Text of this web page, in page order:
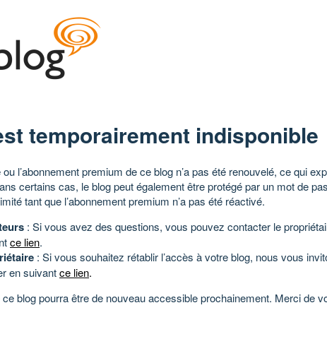
temporairement indisponible
l’abonnement premium de ce blog n’a pas été renouvelé, ce qui
certains cas, le blog peut également être protégé par un mot de
tant que l’abonnement premium n’a pas été réactivé.
: Si vous avez des questions, vous pouvez contacter le
ce lien.
: Si vous souhaitez rétablir l’accès à votre blog, nous vous
en suivantce lien.
blog pourra être de nouveau accessible prochainement. Merci de